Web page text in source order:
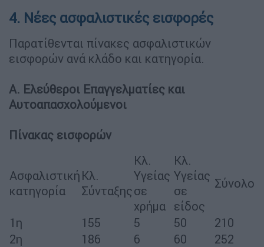
4. Νέες ασφαλιστικές εισφορές
Παρατίθενται πίνακες ασφαλιστικών
εισφορών ανά κλάδο και κατηγορία.
Α. Ελεύθεροι Επαγγελματίες και
Αυτοαπασχολούμενοι
Πίνακας εισφορών
Ασφαλιστική
κατηγορία
Κλ.
Σύνταξης
Κλ.
Υγείας
σε
χρήμα
Κλ.
Υγείας
σε
είδος
Σύνολο
1η 155 5 50
210
2η
186 6 60
252